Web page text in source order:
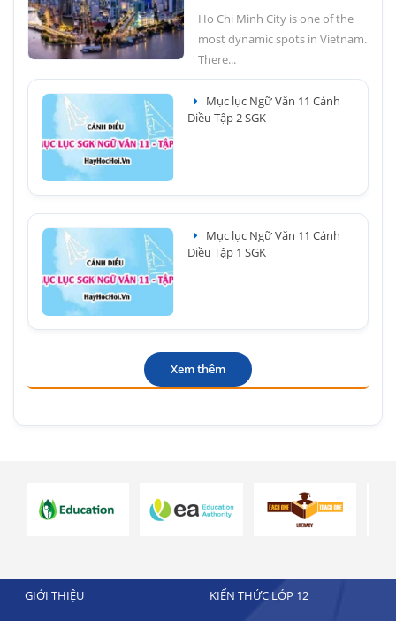
Ho Chi Minh City is one of the
most dynamic spots in Vietnam.
There...
Mục lục Ngữ Văn 11 Cánh
Diều Tập 2 SGK
Mục lục Ngữ Văn 11 Cánh
Diều Tập 1 SGK
Xem thêm
GIỚI THIỆU KIẾN THỨC LỚP 12